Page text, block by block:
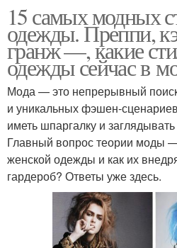
15 самых модных
одежды. Преппи,
гранж —, какие
одежды сейчас в
Мода — это непрерывный
и уникальных фэшен-
иметь шпаргалку и
Главный вопрос теории моды
женской одежды и как их
гардероб? Ответы уже здесь.